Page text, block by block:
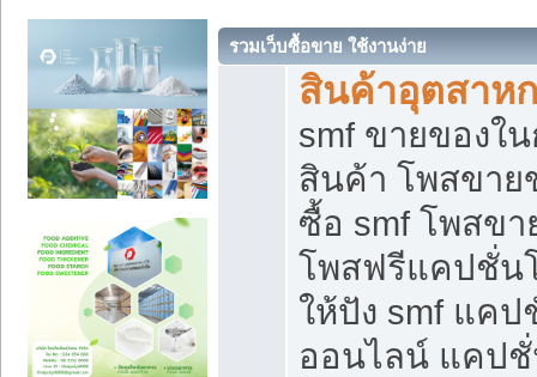
รวมเว็บซื้อขาย ใช้งานง่าย
สินค้าอุตสาห
smf ขายของใ
สินค้า โพสขาย
ซื้อ smf โพสข
โพสฟรีแคปชั่น
ให้ปัง smf แค
ออนไลน์ แคป